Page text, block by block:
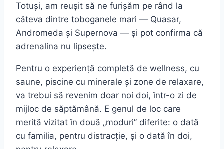
Totuși, am reușit să ne furișăm pe rând la
câteva dintre toboganele mari — Quasar,
Andromeda și Supernova — și pot confirma că
adrenalina nu lipsește.
Pentru o experiență completă de wellness, cu
saune, piscine cu minerale și zone de relaxare,
va trebui să revenim doar noi doi, într-o zi de
mijloc de săptămână. E genul de loc care
merită vizitat în două „moduri” diferite: o dată
cu familia, pentru distracție, și o dată în doi,